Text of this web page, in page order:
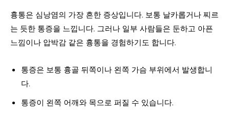
흉통은 심낭염의 가장 흔한 증상입니다. 보통 날카롭거나 찌르
는 듯한 통증을 느낍니다. 그러나 일부 사람들은 둔하고 아픈
느낌이나 압박감 같은 흉통을 경험하기도 합니다.
통증은 보통 흉골 뒤쪽이나 왼쪽 가슴 부위에서 발생합니
다.
통증이 왼쪽 어깨와 목으로 퍼질 수 있습니다.